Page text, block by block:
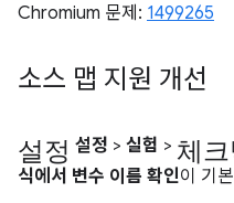
Chromium 문제: 1499265
소스 맵 지원 개선
설정 설정 > 실험 > 체
식에서 변수 이름 확인이 기